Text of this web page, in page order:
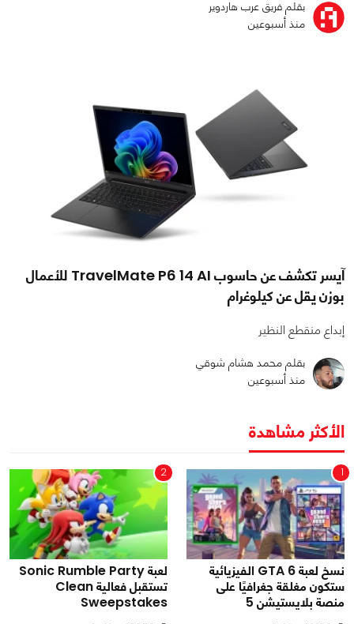
بقلم فريق عرب هاردوير
منذ أسبوعين
آيسر تكشف عن حاسوب TravelMate P6 14 AI للأعمال
بوزن يقل عن كيلوغرام
إبداع منقطع النظير
بقلم محمد هشام شوقي
منذ أسبوعين
الأكثر مشاهدة
1
نسخ لعبة GTA 6 الفيزيائية
ستكون مغلقة جغرافيًا على
منصة بلايستيشن 5
2
لعبة Sonic Rumble Party
تستقبل فعالية Clean
Sweepstakes